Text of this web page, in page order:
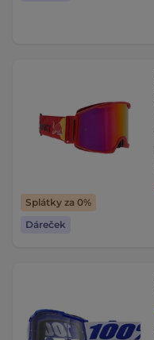
Splátky za 0%
Dáreček